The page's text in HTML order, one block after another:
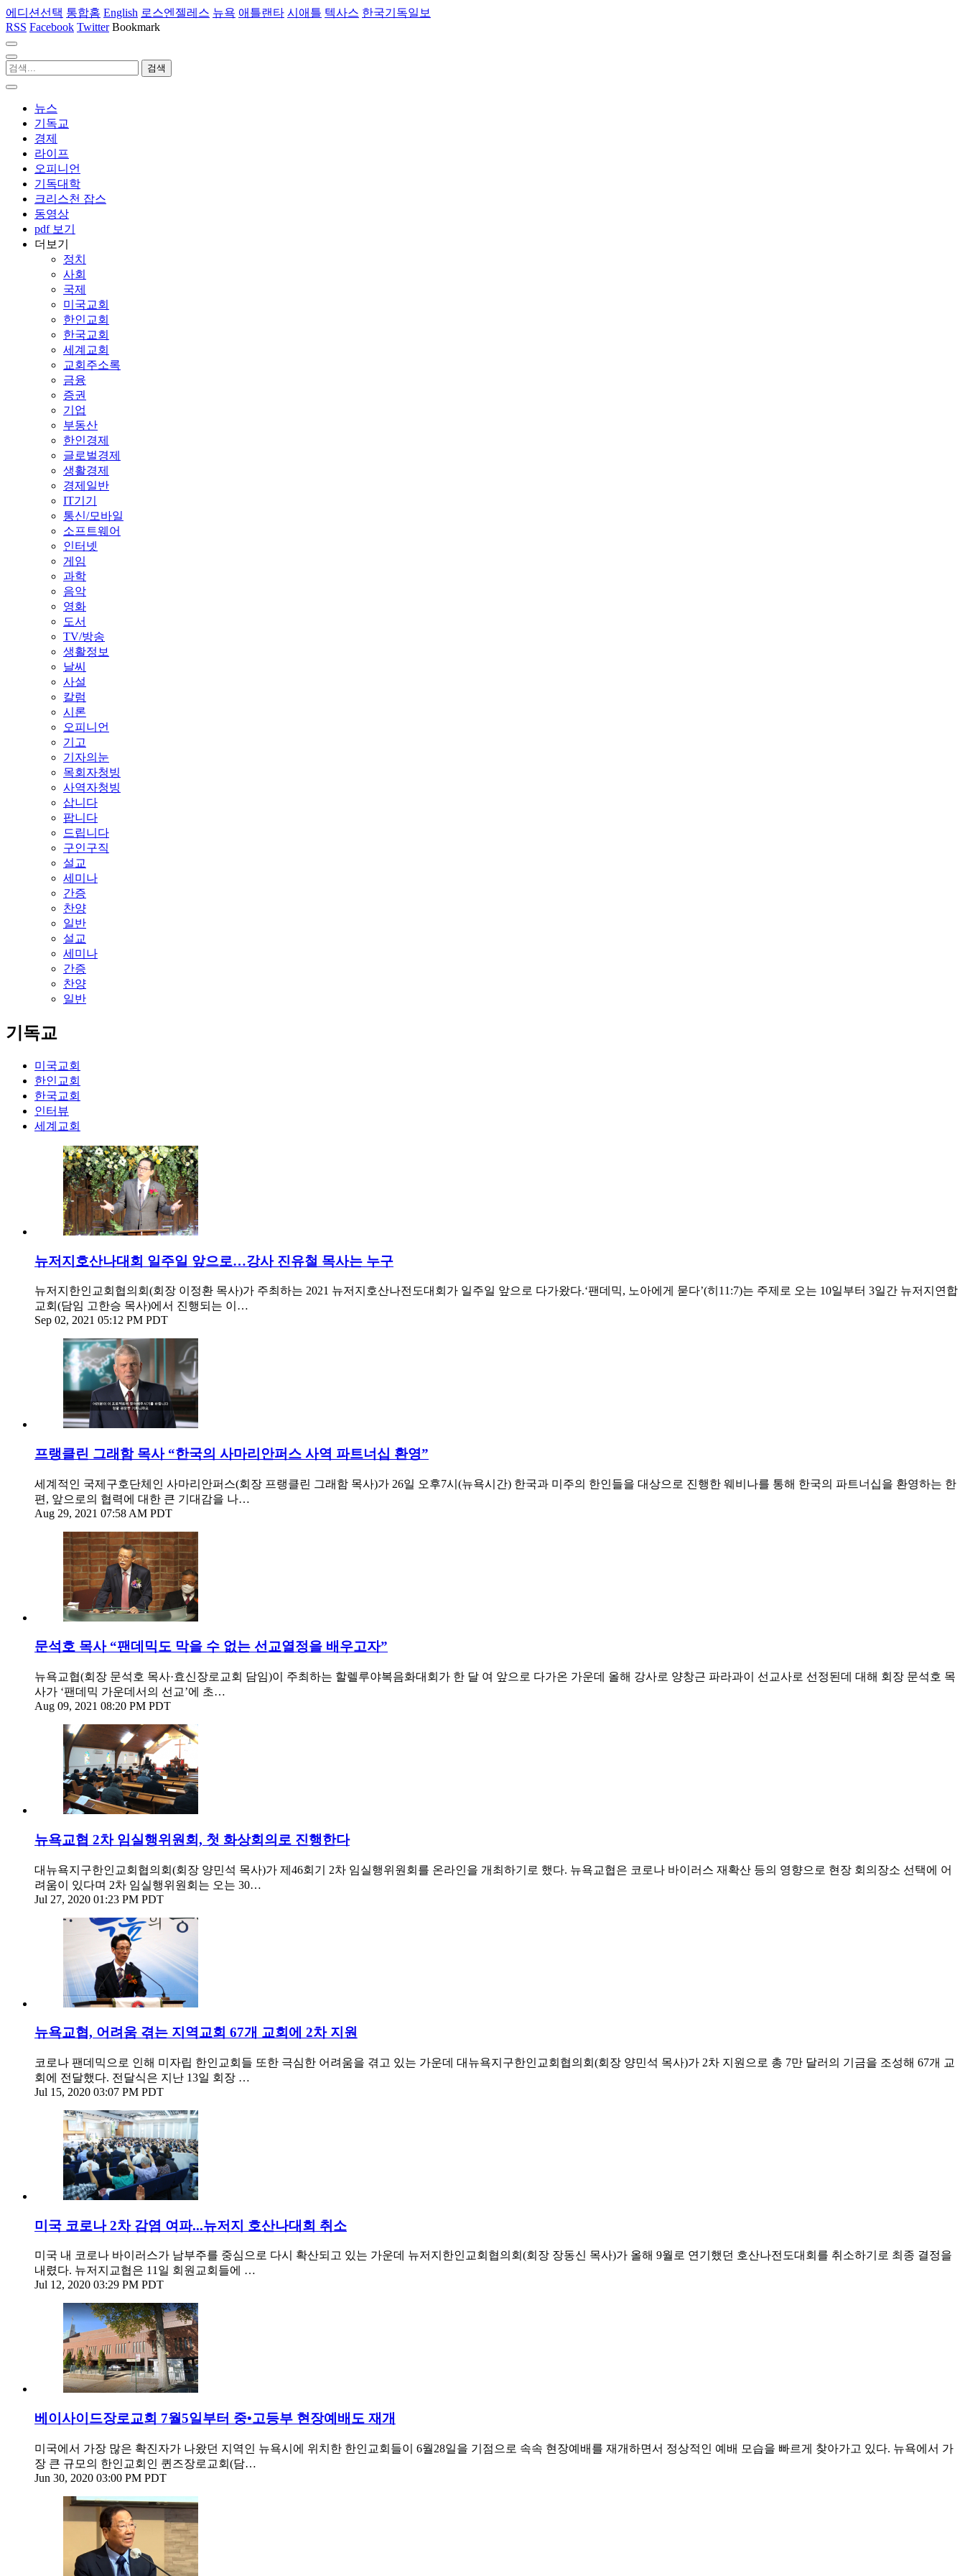
에디션선택 통합홈 English 로스엔젤레스 뉴욕 애틀랜타 시애틀 텍사스 한국기독일보
RSS Facebook Twitter Bookmark
뉴스
기독교
경제
라이프
오피니언
기독대학
크리스천 잡스
동영상
pdf 보기
더보기
정치
사회
국제
미국교회
한인교회
한국교회
세계교회
교회주소록
금융
증권
기업
부동산
한인경제
글로벌경제
생활경제
경제일반
IT기기
통신/모바일
소프트웨어
인터넷
게임
과학
음악
영화
도서
TV/방송
생활정보
날씨
사설
칼럼
시론
오피니언
기고
기자의눈
목회자청빙
사역자청빙
삽니다
팝니다
드립니다
구인구직
설교
세미나
간증
찬양
일반
설교
세미나
간증
찬양
일반
기독교
미국교회
한인교회
한국교회
인터뷰
세계교회
뉴저지호산나대회 일주일 앞으로…강사 진유철 목사는 누구
뉴저지한인교회협의회(회장 이정환 목사)가 주최하는 2021 뉴저지호산나전도대회가 일주일 앞으로 다가왔다.‘팬데믹, 노아에게 묻다’(히11:7)는 주제로 오는 10일부터 3일간 뉴저지연합
교회(담임 고한승 목사)에서 진행되는 이…
Sep 02, 2021 05:12 PM PDT
프랭클린 그래함 목사 “한국의 사마리안퍼스 사역 파트너십 환영”
세계적인 국제구호단체인 사마리안퍼스(회장 프랭클린 그래함 목사)가 26일 오후7시(뉴욕시간) 한국과 미주의 한인들을 대상으로 진행한 웨비나를 통해 한국의 파트너십을 환영하는 한
편, 앞으로의 협력에 대한 큰 기대감을 나…
Aug 29, 2021 07:58 AM PDT
문석호 목사 “팬데믹도 막을 수 없는 선교열정을 배우고자”
뉴욕교협(회장 문석호 목사·효신장로교회 담임)이 주최하는 할렐루야복음화대회가 한 달 여 앞으로 다가온 가운데 올해 강사로 양창근 파라과이 선교사로 선정된데 대해 회장 문석호 목
사가 ‘팬데믹 가운데서의 선교’에 초…
Aug 09, 2021 08:20 PM PDT
뉴욕교협 2차 임실행위원회, 첫 화상회의로 진행한다
대뉴욕지구한인교회협의회(회장 양민석 목사)가 제46회기 2차 임실행위원회를 온라인을 개최하기로 했다. 뉴욕교협은 코로나 바이러스 재확산 등의 영향으로 현장 회의장소 선택에 어
려움이 있다며 2차 임실행위원회는 오는 30…
Jul 27, 2020 01:23 PM PDT
뉴욕교협, 어려움 겪는 지역교회 67개 교회에 2차 지원
코로나 팬데믹으로 인해 미자립 한인교회들 또한 극심한 어려움을 겪고 있는 가운데 대뉴욕지구한인교회협의회(회장 양민석 목사)가 2차 지원으로 총 7만 달러의 기금을 조성해 67개 교
회에 전달했다. 전달식은 지난 13일 회장 …
Jul 15, 2020 03:07 PM PDT
미국 코로나 2차 감염 여파...뉴저지 호산나대회 취소
미국 내 코로나 바이러스가 남부주를 중심으로 다시 확산되고 있는 가운데 뉴저지한인교회협의회(회장 장동신 목사)가 올해 9월로 연기했던 호산나전도대회를 취소하기로 최종 결정을
내렸다. 뉴저지교협은 11일 회원교회들에 …
Jul 12, 2020 03:29 PM PDT
베이사이드장로교회 7월5일부터 중•고등부 현장예배도 재개
미국에서 가장 많은 확진자가 나왔던 지역인 뉴욕시에 위치한 한인교회들이 6월28일을 기점으로 속속 현장예배를 재개하면서 정상적인 예배 모습을 빠르게 찾아가고 있다. 뉴욕에서 가
장 큰 규모의 한인교회인 퀸즈장로교회(담…
Jun 30, 2020 03:00 PM PDT